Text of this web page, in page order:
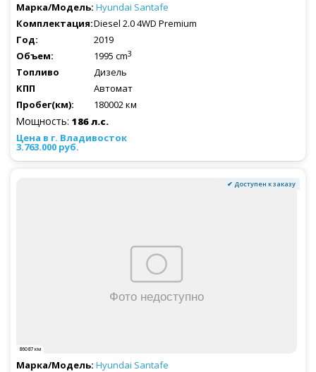
Hyundai Santafe
Diesel 2.0 4WD Premium
2019
1995 cm3
Дизель
Автомат
180002 км
Мощность: 186 л.с.
3.763.000 руб.
✔ Доступен к заказу
86087 км
Hyundai Santafe